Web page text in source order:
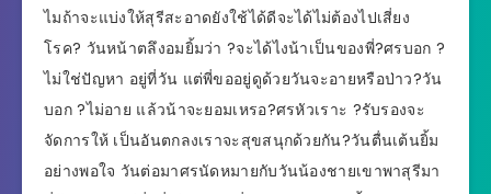
ไมถ้าจะแบ่งให้สุรีสะอาดยังใช้ได้ดีจะได้ไม่ต้องไปเสี่ยง
โรค? วันหน้าตลึงอมยิ้มว่า ?จะได้ไงน้าเป็นของพี่?ศรบอก ?
ไม่ใช่ปัญหา อยู่ที่วัน แต่พี่ขออยู่ดูด้วยวันจะอายหรือป่าว?วัน
บอก ?ไม่อาย แล้วน้าจะยอมเหรอ?ศรหัวเราะ ?รับรองจะ
จัดการให้ เป็นอันตกลงเราจะสุขสนุกด้วยกัน?วันตื่นเต้นยิ้ม
อย่างพอใจ วันต่อมาศรนัดหมายกับวันน้องชายเขาพาสุรีมา